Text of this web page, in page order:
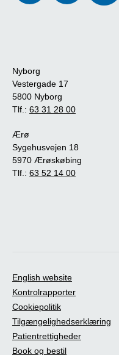
Nyborg
Vestergade 17
5800 Nyborg
Tlf.: 63 31 28 00
Ærø
Sygehusvejen 18
5970 Ærøskøbing
Tlf.: 63 52 14 00
English website
Kontrolrapporter
Cookiepolitik
Tilgængelighedserklæring
Patientrettigheder
Book og bestil